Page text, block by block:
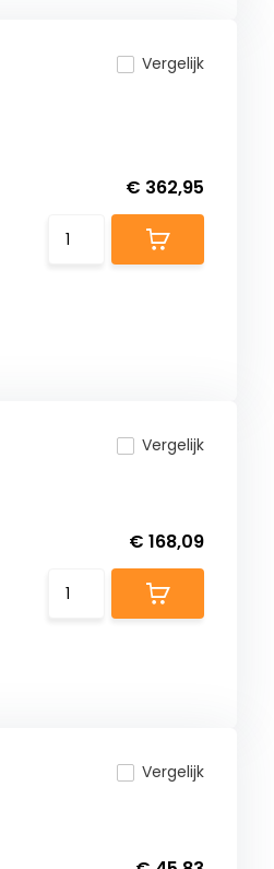
Vergelijk
€ 362,95
Vergelijk
€ 168,09
Vergelijk